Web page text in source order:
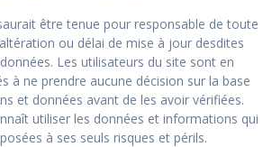
être tenue pour responsable de toute
ou délai de mise à jour desdites
Les utilisateurs du site sont en
à ne prendre aucune décision sur la base
et données avant de les avoir vérifiées.
utiliser les données et informations qui
à ses seuls risques et périls.